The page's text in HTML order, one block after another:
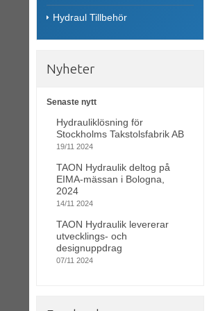
Hydraul Tillbehör
Nyheter
Senaste nytt
Hydrauliklösning för
Stockholms Takstolsfabrik AB
19/11 2024
TAON Hydraulik deltog på
EIMA-mässan i Bologna,
2024
14/11 2024
TAON Hydraulik levererar
utvecklings- och
designuppdrag
07/11 2024